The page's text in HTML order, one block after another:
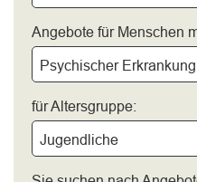
Angebote für Menschen
Psychischer Erkrankung
für Altersgruppe:
Jugendliche